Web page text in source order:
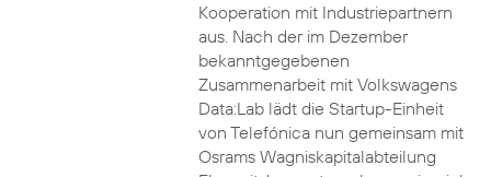
Kooperation mit Industriepartnern
aus. Nach der im Dezember
bekanntgegebenen
Zusammenarbeit mit Volkswagens
Data:Lab lädt die Startup-Einheit
von Telefónica nun gemeinsam mit
Osrams Wagniskapitalabteilung